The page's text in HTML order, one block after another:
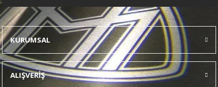
Bu ürünün fiyat bilgisi, resim, ürün açıklamalarında ve diğer
konularda yetersiz gördüğünüz noktaları öneri formunu kullanarak
tarafımıza iletebilirsiniz.
Görüş ve önerileriniz için teşekkür ederiz.
Ürün resmi kalitesiz, bozuk veya görüntülenemiyor.
Ürün açıklamasında eksik bilgiler bulunuyor.
KURUMSAL
ALIŞVERİŞ